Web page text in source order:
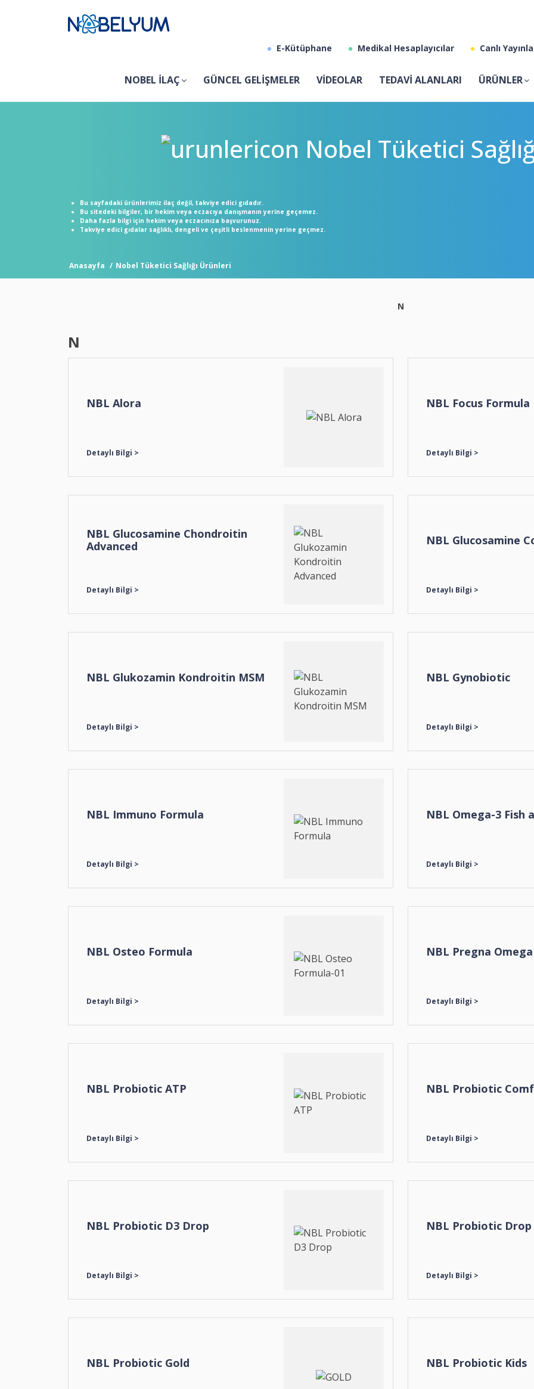
E-Kütüphane Medikal Hesaplayıcılar Canlı
NOBEL İLAÇ GÜNCEL GELİŞMELER VİDEOLAR TEDAVİ ALANLARI ÜRÜNLER
Nobel Tüketici
Bu sayfadaki ürünlerimiz ilaç değil, takviye edici gıdadır.
Bu sitedeki bilgiler, bir hekim veya eczacıya danışmanın yerine geçemez.
Daha fazla bilgi için hekim veya eczacınıza başvurunuz.
Takviye edici gıdalar sağlıklı, dengeli ve çeşitli beslenmenin yerine geçmez.
Anasayfa Nobel Tüketici Sağlığı Ürünleri
N
N
NBL Alora NBL Focus Formula
NBL Glucosamine Chondroitin
Advanced
NBL Glucosamine
NBL Glukozamin Kondroitin MSM NBL Gynobiotic
NBL Immuno Formula NBL Omega-3 Fish
NBL Osteo Formula NBL Pregna Omega
NBL Probiotic ATP NBL Probiotic
NBL Probiotic D3 Drop NBL Probiotic Drop
NBL Probiotic Gold NBL Probiotic Kids